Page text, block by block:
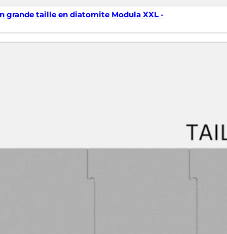
grande taille en diatomite Modula XXL -